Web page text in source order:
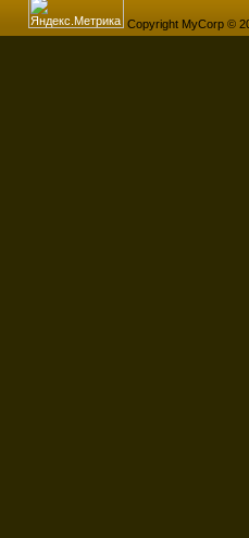
Copyright MyCorp ©